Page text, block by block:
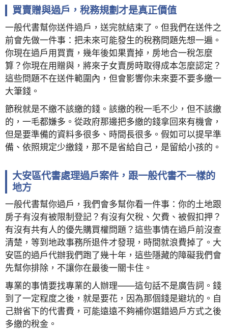
買賣贈與過戶，稅務規劃才是真正價值
一般代書幫你送件過戶，送完就結束了。但我們在送件之
前會先做一件事：把未來可能發生的稅務問題先想一遍。
你現在過戶用買賣，幾年後如果賣掉，房地合一稅怎麼
算？你現在用贈與，將來子女賣房時取得成本怎麼認定？
這些問題不在送件範圍內，但會影響你未來要不要多繳一
大筆錢。
節稅就是不繳不該繳的錢。該繳的稅一毛不少，但不該繳
的，一毛都嫌多。從政府那邊把多繳的錢拿回來有機會，
但是要準備的資料多很多、時間長很多。假如可以提早準
備、依照規定少繳錢，那不是省給自己，是留給小孩的。
大安區代書處理過戶案件，跟一般代書不一樣的
地方
一般代書幫你過戶，我們會多幫你看一件事：你的土地跟
房子有沒有被限制登記？有沒有欠稅、欠費、被假扣押？
有沒有共有人的優先購買權問題？這些事情在過戶前沒查
清楚，等到地政事務所退件才發現，時間就浪費掉了。大
安區的過戶代辦我們跑了幾十年，這些隱藏的障礙我們會
先幫你排除，不讓你在最後一關卡住。
專業的事情要找專業的人辦理——這句話不是廣告詞。錢
到了一定程度之後，就是要花，因為那個錢是避坑的。自
己辦省下的代書費，可能遠遠不夠補你選錯過戶方式之後
多繳的稅金。